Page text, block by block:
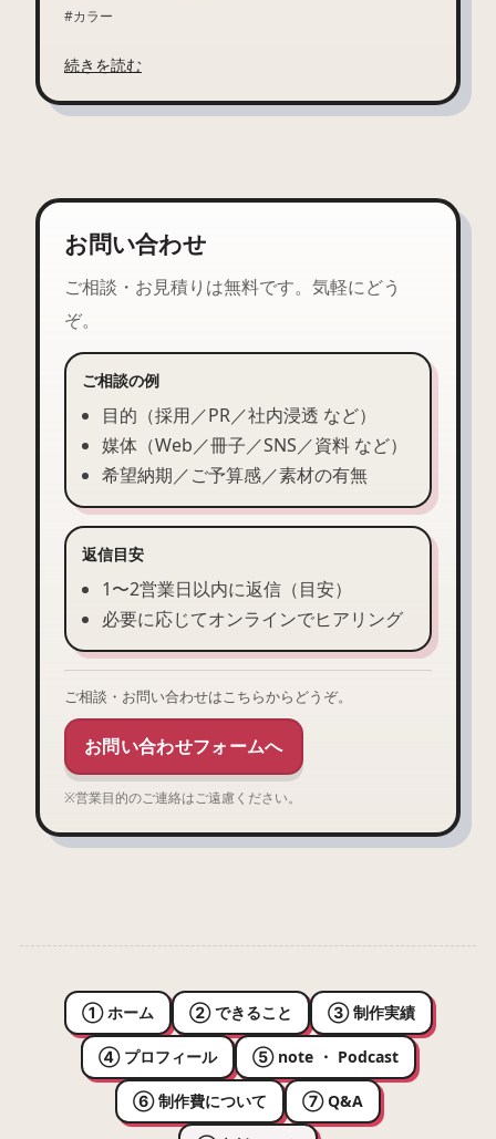
#カラー
続きを読む
お問い合わせ
ご相談・お見積りは無料です。気軽にどう
ぞ。
ご相談の例
目的（採用／PR／社内浸透 など）
媒体（Web／冊子／SNS／資料 など）
希望納期／ご予算感／素材の有無
返信目安
1〜2営業日以内に返信（目安）
必要に応じてオンラインでヒアリング
ご相談・お問い合わせはこちらからどうぞ。
お問い合わせフォームへ
※営業目的のご連絡はご遠慮ください。
① ホーム ② できること ③ 制作実績
④ プロフィール ⑤ note ・ Podcast
⑥ 制作費について ⑦ Q&A